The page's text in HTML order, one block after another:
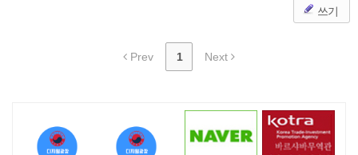
쓰기
Prev 1 Next